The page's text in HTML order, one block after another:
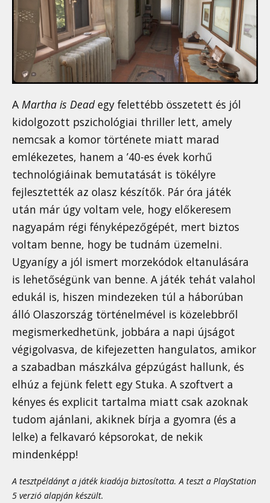
A Martha is Deadegy felettébb összetett és jól
kidolgozott pszichológiai thriller lett, amely
nemcsak a komor története miatt marad
emlékezetes, hanem a ’40-es évek korhű
technológiáinak bemutatását is tökélyre
fejlesztették az olasz készítők. Pár óra játék
után már úgy voltam vele, hogy előkeresem
nagyapám régi fényképezőgépét, mert biztos
voltam benne, hogy be tudnám üzemelni.
Ugyanígy a jól ismert morzekódok eltanulására
is lehetőségünk van benne. A játék tehát valahol
edukál is, hiszen mindezeken túl a háborúban
álló Olaszország történelmével is közelebbről
megismerkedhetünk, jobbára a napi újságot
végigolvasva, de kifejezetten hangulatos, amikor
a szabadban mászkálva gépzúgást hallunk, és
elhúz a fejünk felett egy Stuka. A szoftvert a
kényes és explicit tartalma miatt csak azoknak
tudom ajánlani, akiknek bírja a gyomra (és a
lelke) a felkavaró képsorokat, de nekik
mindenképp!
A tesztpéldányt a játék kiadója biztosította. A teszt a PlayStation
5 verzió alapján készült.